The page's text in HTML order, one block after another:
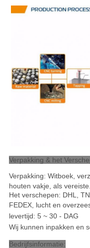
Verpakking & het
Verpakking: Witboek,
houten vakje, als vereiste.
Het verschepen: DHL,
FEDEX, lucht en
levertijd: 5 ~ 30 - DAG
Wij kunnen inpakken en
Bedrijfsinformatie: